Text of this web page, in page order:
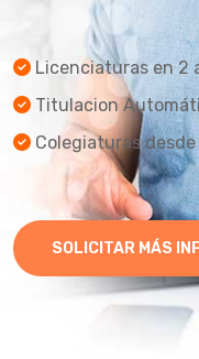
Licenciaturas en 2
Titulacion
Colegiaturas desde
SOLICITAR MÁS